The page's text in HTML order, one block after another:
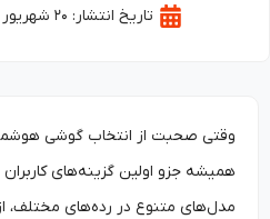
تاریخ انتشار: ۲۰ شهریور ۱۴۰۴
وقتی صحبت از انتخاب گوشی هوشمند
همیشه جزو اولین گزینه‌های کاربران
مدل‌های متنوع در رده‌های مختلف، از